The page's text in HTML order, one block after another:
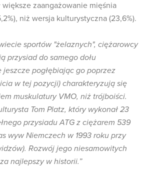
większe zaangażowanie mięśnia
niż wersja kulturystyczna (23,6%).
sportów "żelaznych", ciężarowcy
przysiad do samego dołu
pogłębiając go poprzez
w tej pozycji) charakteryzują się
muskulatury VMO, niż trójboiści.
Tom Platz, który wykonał 23
przysiadu ATG z ciężarem 539
wyw Niemczech w 1993 roku przy
Rozwój jego niesamowitych
najlepszy w historii.”